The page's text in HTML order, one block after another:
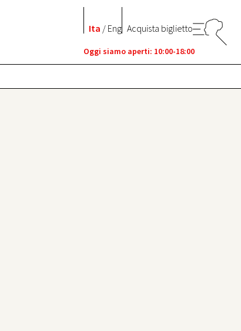
Ita / Eng Acquista biglietto
Oggi siamo aperti: 10:00-18:00